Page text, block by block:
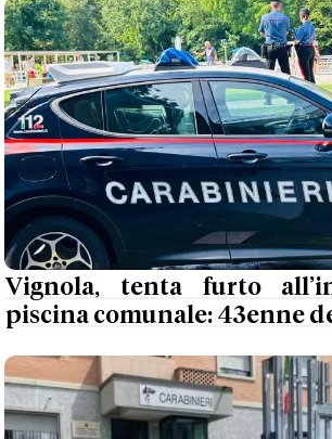
Vignola, tenta furto
piscina comunale: 43enne